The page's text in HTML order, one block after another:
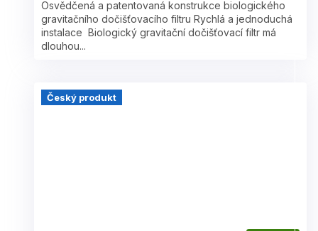
Osvědčená a patentovaná konstrukce biologického
gravitačního dočišťovacího filtru Rychlá a jednoduchá
instalace Biologický gravitační dočišťovací filtr má
dlouhou...
Český produkt